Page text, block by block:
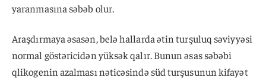
yaranmasına səbəb olur.
Araşdırmaya əsasən, belə hallarda ətin turşuluq səviyyəsi
normal göstəricidən yüksək qalır. Bunun əsas səbəbi
qlikogenin azalması nəticəsində süd turşusunun kifayət